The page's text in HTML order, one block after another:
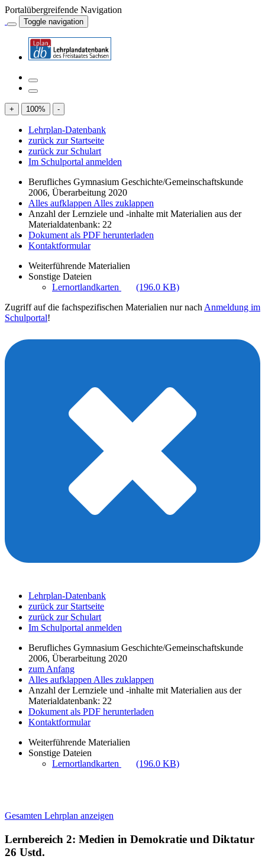
Portalübergreifende Navigation
Toggle navigation
+ 100% -
Lehrplan-Datenbank
zurück zur Startseite
zurück zur Schulart
Im Schulportal anmelden
Berufliches Gymnasium Geschichte/Gemeinschaftskunde
2006, Überarbeitung 2020
Alles aufklappen Alles zuklappen
Anzahl der Lernziele und -inhalte mit Materialien aus der
Materialdatenbank: 22
Dokument als PDF herunterladen
Kontaktformular
Weiterführende Materialien
Sonstige Dateien
Lernortlandkarten
(196.0 KB)
Zugriff auf die fachspezifischen Materialien nur nach Anmeldung im
Schulportal!
Lehrplan-Datenbank
zurück zur Startseite
zurück zur Schulart
Im Schulportal anmelden
Berufliches Gymnasium Geschichte/Gemeinschaftskunde
2006, Überarbeitung 2020
zum Anfang
Alles aufklappen Alles zuklappen
Anzahl der Lernziele und -inhalte mit Materialien aus der
Materialdatenbank: 22
Dokument als PDF herunterladen
Kontaktformular
Weiterführende Materialien
Sonstige Dateien
Lernortlandkarten
(196.0 KB)
Gesamten Lehrplan anzeigen
Lernbereich 2: Medien in Demokratie und Diktatur
26 Ustd.